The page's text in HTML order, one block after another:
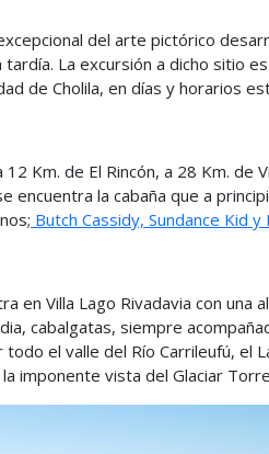
del arte pictórico
La excursión a dicho sitio
de Cholila, en días y horarios
Km. de El Rincón, a 28 Km. de
encuentra la cabaña que a
Butch Cassidy, Sundance Kid y
en Villa Lago Rivadavia con una
cabalgatas, siempre
el valle del Río Carrileufú, el
imponente vista del Glaciar